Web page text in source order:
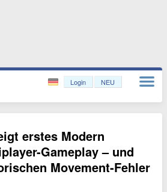
Login NEU
erstes Modern
Gameplay – und
Movement-Fehler